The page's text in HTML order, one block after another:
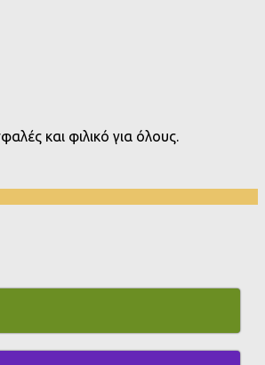
και φιλικό για όλους.